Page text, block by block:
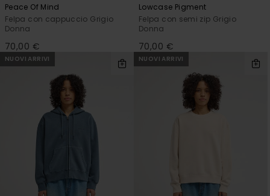
Peace Of Mind
Felpa con cappuccio Grigio
Donna
70,00 €
Lowcase Pigment
Felpa con semi zip Grigio
Donna
70,00 €
NUOVI ARRIVI NUOVI ARRIVI